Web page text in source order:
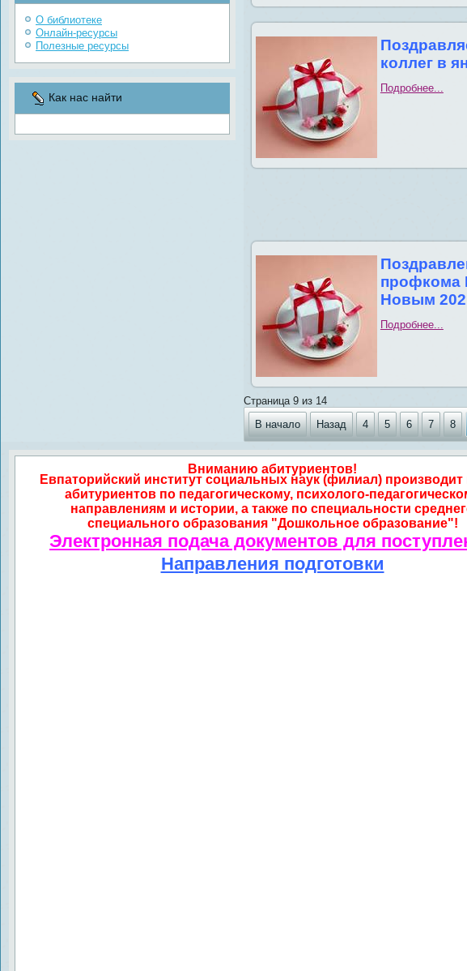
О библиотеке
Онлайн-ресурсы
Полезные ресурсы
Как нас найти
коллег в
Подробнее...
профкома
Новым
Подробнее...
Страница 9 из 14
В начало
Назад 4 5 6 7 8
Вниманию абитуриентов!
Евпаторийский институт социальных наук (филиал) производит
абитуриентов по педагогическому, психолого-
направлениям и истории, а также по специальности
специального образования "Дошкольное образование"!
Электронная подача документов для
Направления подготовки